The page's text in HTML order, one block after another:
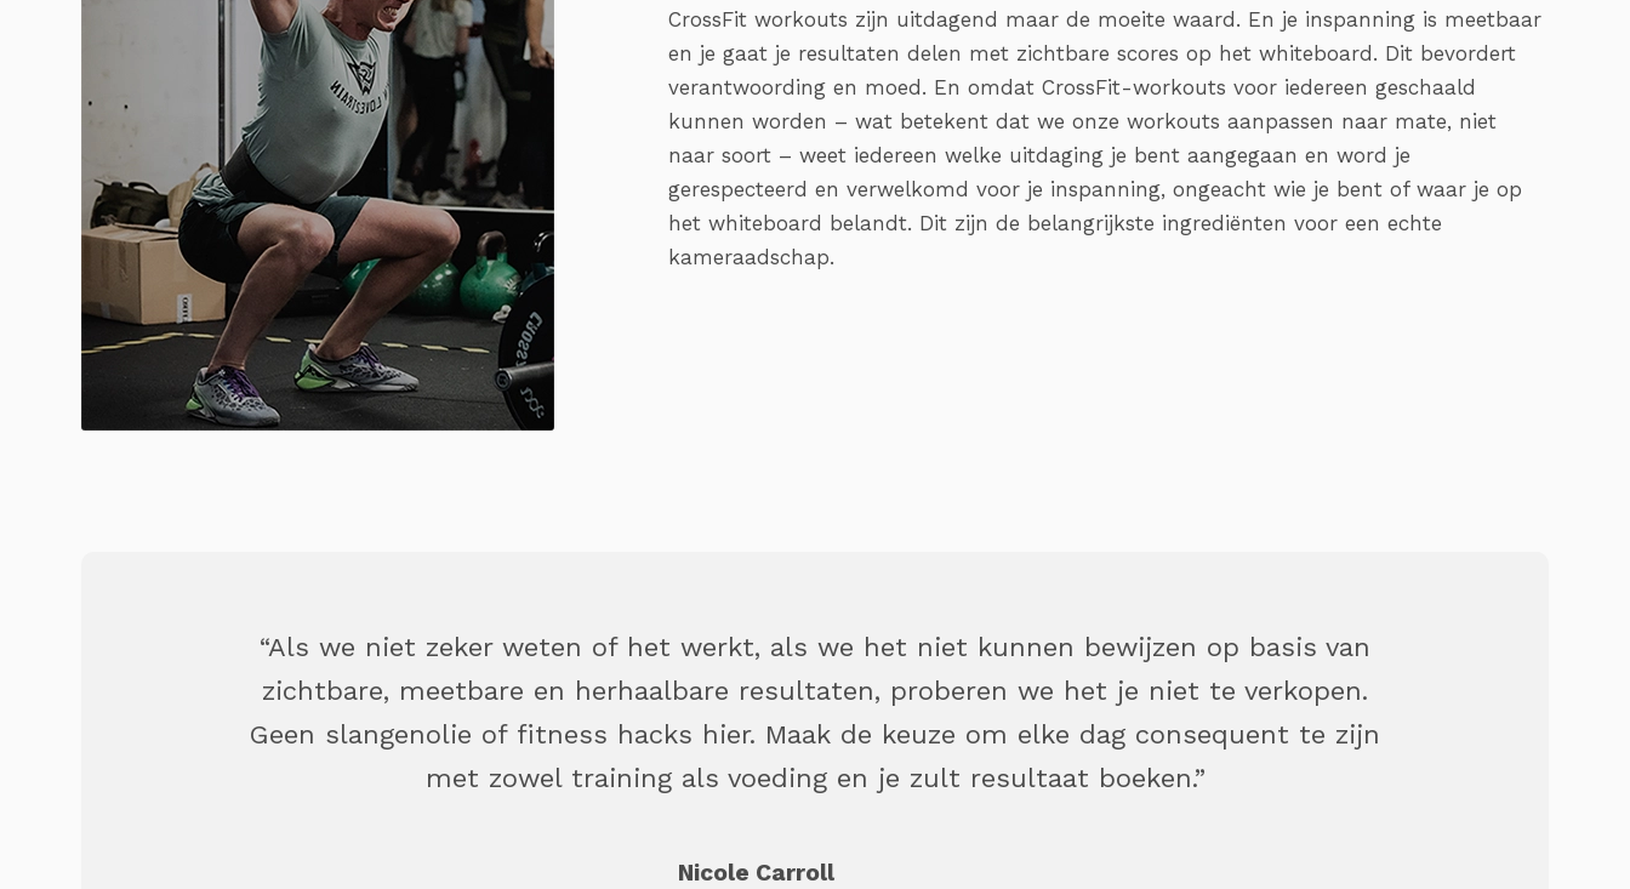
CrossFit workouts zijn uitdagend maar de moeite waard. En je inspanning is meetbaar
en je gaat je resultaten delen met zichtbare scores op het whiteboard. Dit bevordert
verantwoording en moed. En omdat CrossFit-workouts voor iedereen geschaald
kunnen worden – wat betekent dat we onze workouts aanpassen naar mate, niet
naar soort – weet iedereen welke uitdaging je bent aangegaan en word je
gerespecteerd en verwelkomd voor je inspanning, ongeacht wie je bent of waar je op
het whiteboard belandt. Dit zijn de belangrijkste ingrediënten voor een echte
kameraadschap.
“Als we niet zeker weten of het werkt, als we het niet kunnen bewijzen op basis van
zichtbare, meetbare en herhaalbare resultaten, proberen we het je niet te verkopen.
Geen slangenolie of fitness hacks hier. Maak de keuze om elke dag consequent te zijn
met zowel training als voeding en je zult resultaat boeken.”
Nicole Carroll